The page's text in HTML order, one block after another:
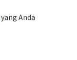
yang Anda